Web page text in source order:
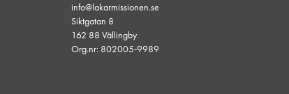
info@lakarmissionen.se
Siktgatan 8
162 88 Vällingby
Org.nr: 802005-9989